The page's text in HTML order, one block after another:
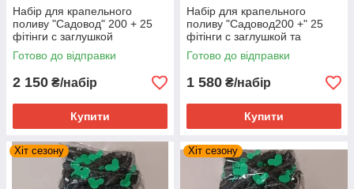
Набір для крапельного
поливу "Садовод" 200 + 25
фітінги с заглушкой
Готово до відправки
2 150 ₴/набір
Купити
Набір для крапельного
поливу "Садовод200 +" 25
фітінги с заглушкой та
краном
Готово до відправки
1 580 ₴/набір
Купити
Хіт сезону Хіт сезону